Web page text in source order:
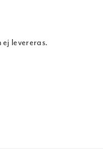
levereras.